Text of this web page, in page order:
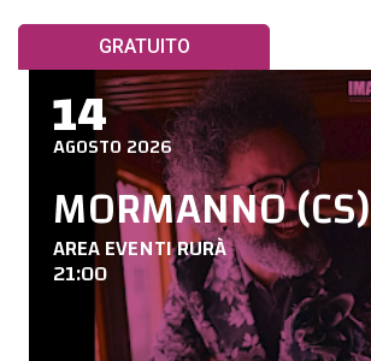
GRATUITO
14
AGOSTO 2026
MORMANNO (CS)
AREA EVENTI RURÀ
21:00